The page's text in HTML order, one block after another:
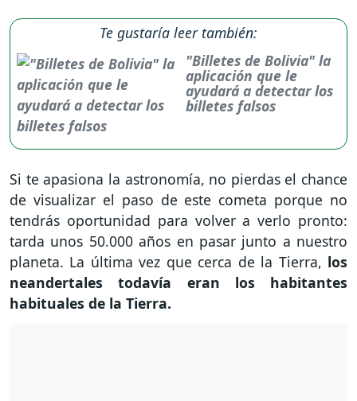
Te gustaría leer también:
"Billetes de Bolivia" la
aplicación que le
ayudará a detectar los
billetes falsos
Si te apasiona la astronomía, no pierdas el chance
de visualizar el paso de este cometa porque no
tendrás oportunidad para volver a verlo pronto:
tarda unos 50.000 años en pasar junto a nuestro
planeta. La última vez que cerca de la Tierra, los
neandertales todavía eran los habitantes
habituales de la Tierra.